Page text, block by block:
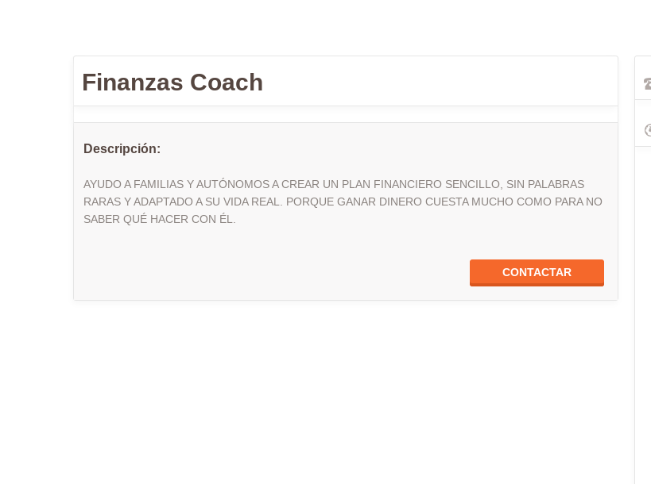
Finanzas Coach
Descripción:
AYUDO A FAMILIAS Y AUTÓNOMOS A CREAR UN PLAN FINANCIERO SENCILLO, SIN PALABRAS
RARAS Y ADAPTADO A SU VIDA REAL. PORQUE GANAR DINERO CUESTA MUCHO COMO PARA NO
SABER QUÉ HACER CON ÉL.
CONTACTAR